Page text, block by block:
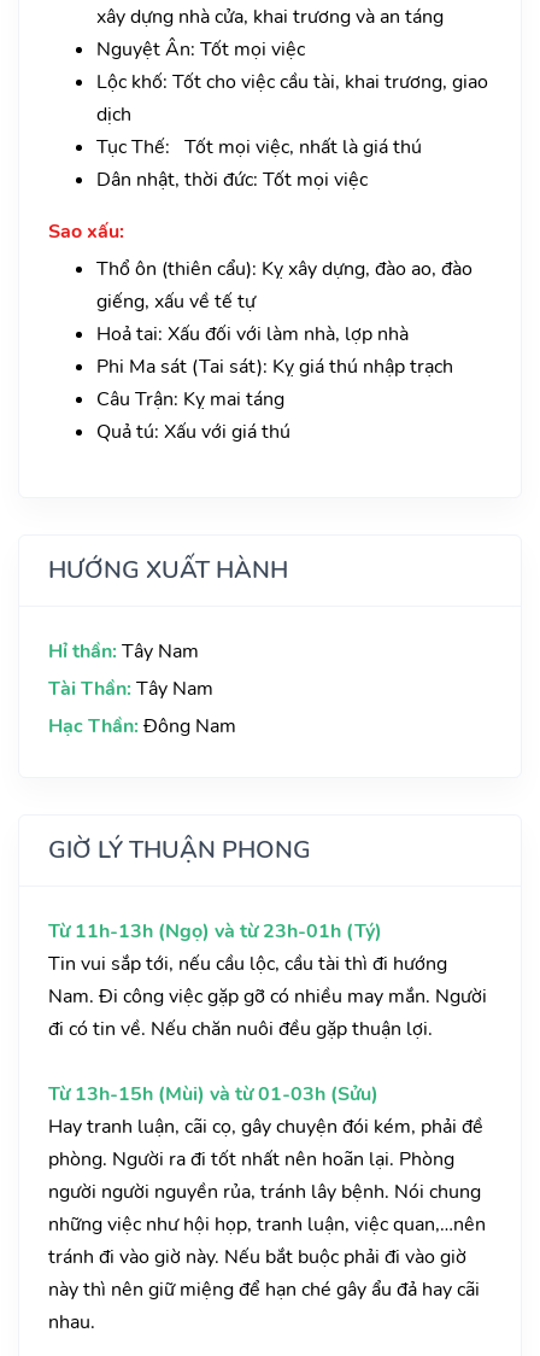
xây dựng nhà cửa, khai trương và an táng
Nguyệt Ân: Tốt mọi việc
Lộc khố: Tốt cho việc cầu tài, khai trương, giao
dịch
Tục Thế: Tốt mọi việc, nhất là giá thú
Dân nhật, thời đức: Tốt mọi việc
Sao xấu:
Thổ ôn (thiên cẩu): Kỵ xây dựng, đào ao, đào
giếng, xấu về tế tự
Hoả tai: Xấu đối với làm nhà, lợp nhà
Phi Ma sát (Tai sát): Kỵ giá thú nhập trạch
Câu Trận: Kỵ mai táng
Quả tú: Xấu với giá thú
HƯỚNG XUẤT HÀNH
Hỉ thần: Tây Nam
Tài Thần: Tây Nam
Hạc Thần: Đông Nam
GIỜ LÝ THUẬN PHONG
Từ 11h-13h (Ngọ) và từ 23h-01h (Tý)
Tin vui sắp tới, nếu cầu lộc, cầu tài thì đi hướng
Nam. Đi công việc gặp gỡ có nhiều may mắn. Người
đi có tin về. Nếu chăn nuôi đều gặp thuận lợi.
Từ 13h-15h (Mùi) và từ 01-03h (Sửu)
Hay tranh luận, cãi cọ, gây chuyện đói kém, phải đề
phòng. Người ra đi tốt nhất nên hoãn lại. Phòng
người người nguyền rủa, tránh lây bệnh. Nói chung
những việc như hội họp, tranh luận, việc quan,…nên
tránh đi vào giờ này. Nếu bắt buộc phải đi vào giờ
này thì nên giữ miệng để hạn ché gây ẩu đả hay cãi
nhau.